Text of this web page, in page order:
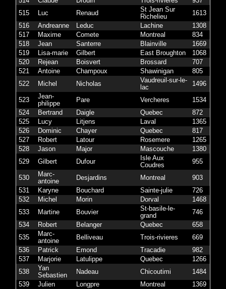
515
Luc Renaud
St Jean Sur
Richelieu
1613
516
Andreanne Leduc Lachine 1308
517
Maxime Comete Montreal 834
518
Jean Santerre Blainville 1669
519
Lisa-marie Gilbert East Broughton 1068
520
Rejean Boisvert Brossard 707
521
Antoine Champoux Shawinigan 805
522
Michel Nicholas
Vaudreuil-sur-le-
lac
1496
523
Jean-
philippe
Pare Vercheres 1534
524
Bertrand Daigle Quebec 872
525
Lucy Litjens Laval 1365
526
Dominic Chayer Quebec 817
527
Robert Latour Rosemere 1265
528
Jason Major Mascouche 1380
529
Gilbert Dufour
Isle Aux
Coudres
955
530
Marc-
antoine
Desjardins Montreal 903
531
Karyne Bouchard Sainte-julie 726
532
Michel Morin Dorval 1468
533
Martine Bouvier
St-basile-le-
grand
746
534
Robert Belanger Quebec 658
535
Marc-
antoine
Belliveau Trois-rivieres 669
536
Patrick Emond Tracadie 982
537
Marjorie Latulippe Quebec 1266
538
Yan
Sebastien
Nadeau Chicoutimi 1484
539
Julien Longpre Montreal 1369